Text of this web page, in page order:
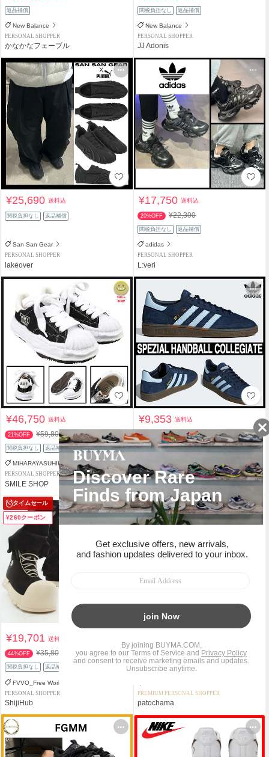
返品補償
New Balance
PERSONAL SHOPPER
かなかなフェーブル
関税負担なし 返品補償
New Balance
PERSONAL SHOPPER
JJ Adonis
¥25,690送料込
関税負担なし 返品補償
San San Gear
PERSONAL SHOPPER
lakeover
¥17,750送料込
20%OFF ¥22,300
関税負担なし 返品補償
adidas
PERSONAL SHOPPER
L:veri
¥46,750送料込
21%OFF ¥59,800
関税負担なし 返品補償
MIHARAYASUHIRO
PERSONAL SHOPPER
SMILE SHOP
¥9,353送料込
42%OFF ¥16,350
関税負担なし 返品補償
adidas
PERSONAL SHOPPER
La Risata
タイムセール
¥260クーポン
¥19,701送料込
44%OFF ¥35,800
関税負担なし 返品補償
FVVO_Free World Order
PERSONAL SHOPPER
ShijiHub
タイムセール
¥500クーポン
39%OFF ¥191,000
返品補償
PREMIUM PERSONAL SHOPPER
patochama